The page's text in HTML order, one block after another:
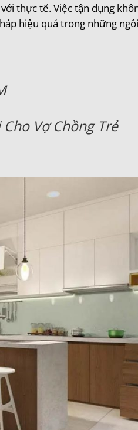
thực tế. Việc tận dụng
hiệu quả trong những
Vợ Chồng Trẻ